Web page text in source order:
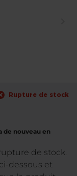
Rupture de stock